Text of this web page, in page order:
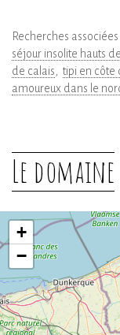
Recherches associées
séjour insolite hauts
de calais
tipi en côte
amoureux dans le
Le domaine
+
−